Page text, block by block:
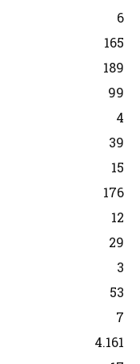
6
165
189
99
4
39
15
176
12
29
3
53
7
4.161